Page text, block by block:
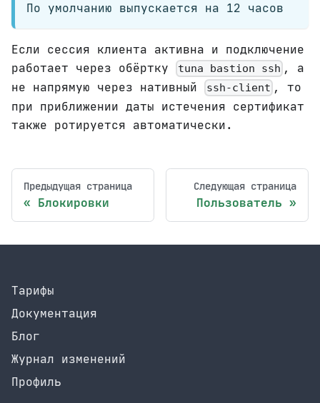
По умолчанию выпускается на 12 часов
Если сессия клиента активна и подключение
работает через обёртку
tuna bastion ssh , а
не напрямую через нативный
ssh-client , то
при приближении даты истечения сертификат
также ротируется автоматически.
Предыдущая страница
Блокировки
Следующая страница
Пользователь
Тарифы
Документация
Блог
Журнал изменений
Профиль